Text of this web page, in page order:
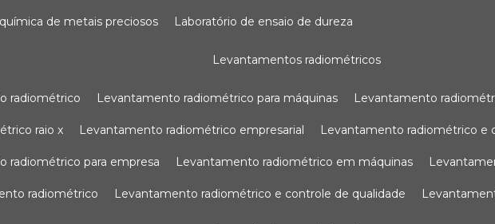
de metais preciosos laboratório de ensaio de dureza
levantamentos radiométricos
radiométrico levantamento radiométrico para máquinas levantamento
raio x levantamento radiométrico empresarial levantamento radiométrico e
radiométrico para empresa levantamento radiométrico em máquinas
radiométrico levantamento radiométrico e controle de qualidade